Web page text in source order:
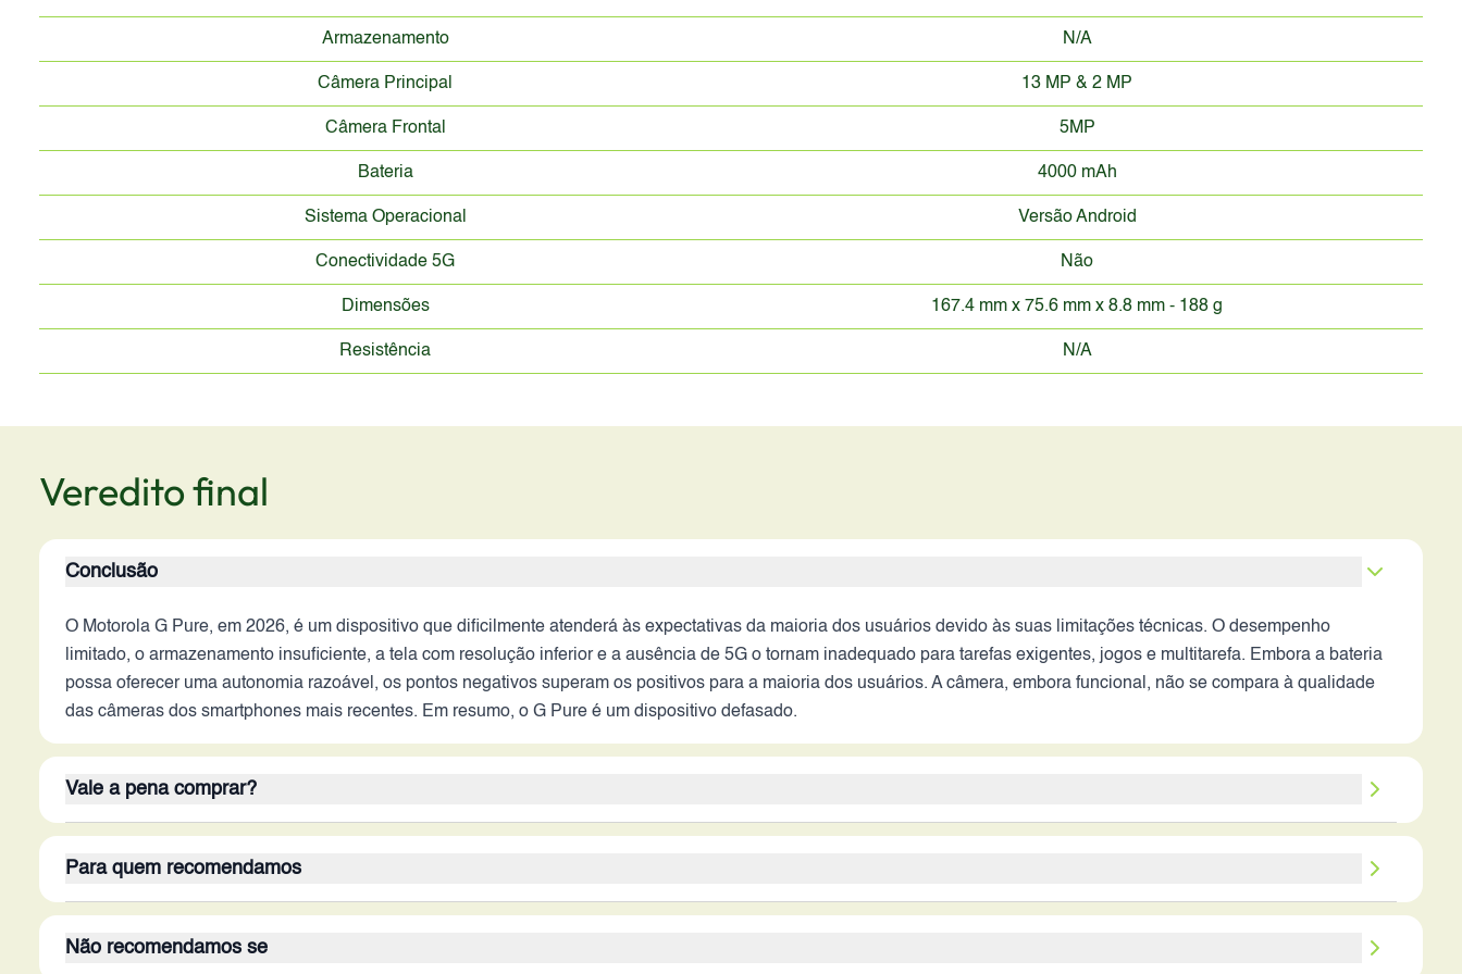
Armazenamento N/A
Câmera Principal 13 MP & 2 MP
Câmera Frontal 5MP
Bateria 4000 mAh
Sistema Operacional Versão Android
Conectividade 5G Não
Dimensões 167.4 mm x 75.6 mm x 8.8 mm - 188 g
Resistência N/A
Veredito final
Conclusão
O Motorola G Pure, em 2026, é um dispositivo que dificilmente atenderá às expectativas da maioria dos usuários devido às suas limitações técnicas. O desempenho
limitado, o armazenamento insuficiente, a tela com resolução inferior e a ausência de 5G o tornam inadequado para tarefas exigentes, jogos e multitarefa. Embora a bateria
possa oferecer uma autonomia razoável, os pontos negativos superam os positivos para a maioria dos usuários. A câmera, embora funcional, não se compara à qualidade
das câmeras dos smartphones mais recentes. Em resumo, o G Pure é um dispositivo defasado.
Vale a pena comprar?
simples como chamadas, mensagens e navegação web limitada. Os pontos fortes são a marca Motorola, conhecida pela durabilidade, e o design simples e funcional. No
entanto, as limitações em desempenho, tela, câmera e conectividade 5G o tornam pouco atrativo para a maioria dos usuários. Em 2026, existem opções muito superiores
Para quem recomendamos
se importar com desempenho, tela de alta qualidade ou recursos avançados. Também pode ser uma opção para quem busca um celular secundário, para uso em situações
Não recomendamos se